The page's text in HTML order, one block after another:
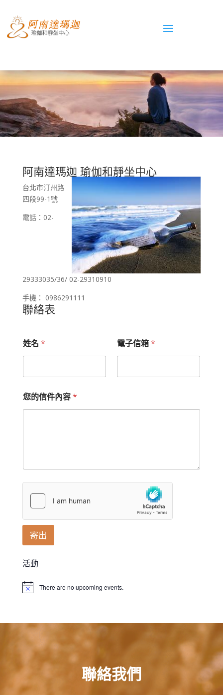
阿南達瑪迦 瑜伽和靜坐中心
台北市汀州路
四段99-1號
電話：02-
29333035/36/ 02-29310910
手機： 0986291111
聯絡表
姓名 * 電子信箱*
您的信件內容*
寄出
活動
Notice There are no upcoming events.
聯絡我們